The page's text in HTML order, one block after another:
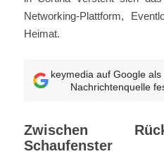
Networking-Plattform,
Heimat.
keymedia auf Google
Nachrichtenquelle
Zwischen
Schaufenster